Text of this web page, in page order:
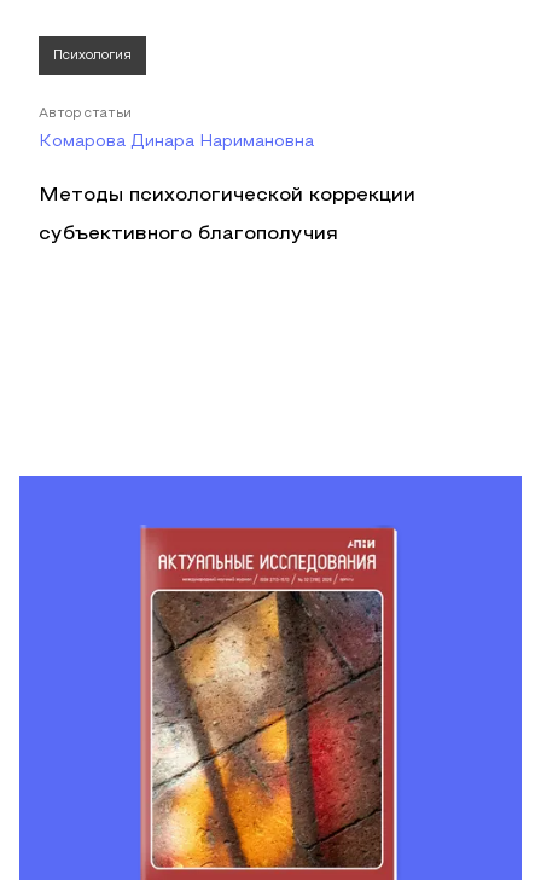
Психология
Автор статьи
Комарова Динара Наримановна
Методы психологической коррекции
субъективного благополучия